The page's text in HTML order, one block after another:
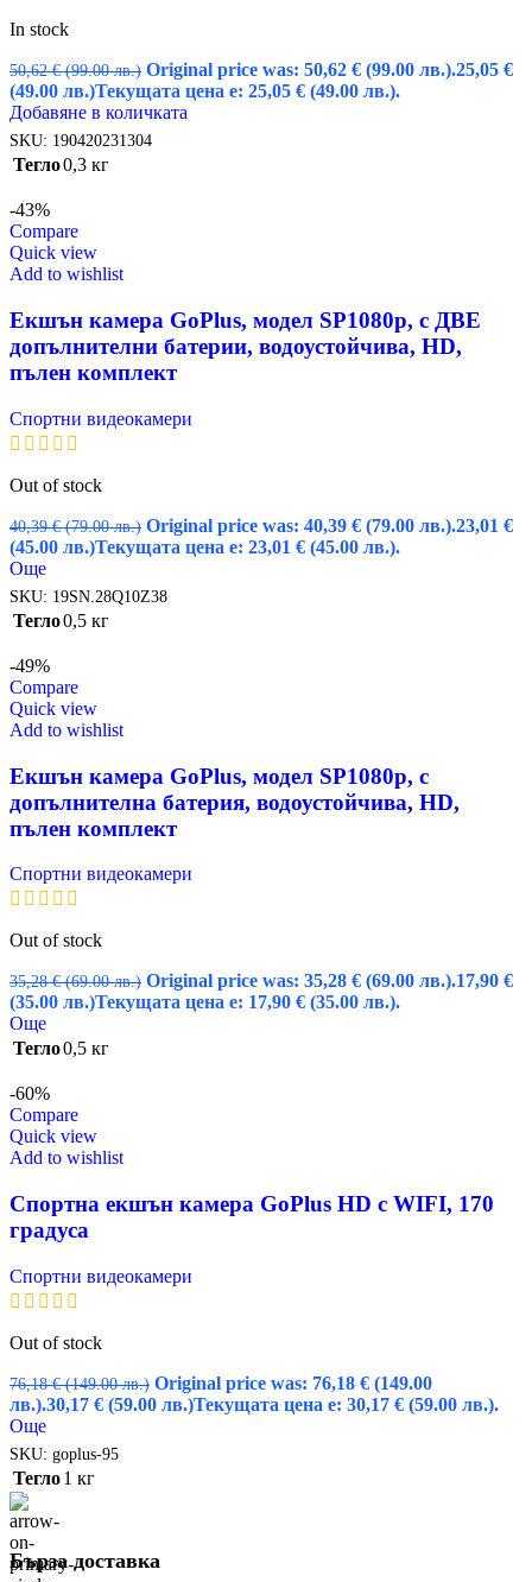
In stock
50,62€ (99.00 лв.) Original price was: 50,62 € (99.00 лв.).25,05 €
(49.00 лв.)Текущата цена е: 25,05 € (49.00 лв.).
Добавяне в количката
SKU: 190420231304
Тегло0,3 кг
-43%
Compare
Quick view
Add to wishlist
Екшън камера GoPlus, модел SP1080p, с ДВЕ
допълнителни батерии, водоустойчива, HD,
пълен комплект
Спортни видеокамери
Out of stock
40,39€ (79.00 лв.) Original price was: 40,39 € (79.00 лв.).23,01 €
(45.00 лв.)Текущата цена е: 23,01 € (45.00 лв.).
Още
SKU: 19SN.28Q10Z38
Тегло0,5 кг
-49%
Compare
Quick view
Add to wishlist
Екшън камера GoPlus, модел SP1080p, с
допълнителна батерия, водоустойчива, HD,
пълен комплект
Спортни видеокамери
Out of stock
35,28€ (69.00 лв.) Original price was: 35,28 € (69.00 лв.).17,90 €
(35.00 лв.)Текущата цена е: 17,90 € (35.00 лв.).
Още
Тегло0,5 кг
-60%
Compare
Quick view
Add to wishlist
Спортна екшън камера GoPlus HD с WIFI, 170
градуса
Спортни видеокамери
Out of stock
76,18€ (149.00 лв.) Original price was: 76,18 € (149.00
лв.).30,17 € (59.00 лв.)Текущата цена е: 30,17 € (59.00 лв.).
Още
SKU: goplus-95
Тегло1 кг
Бърза доставка